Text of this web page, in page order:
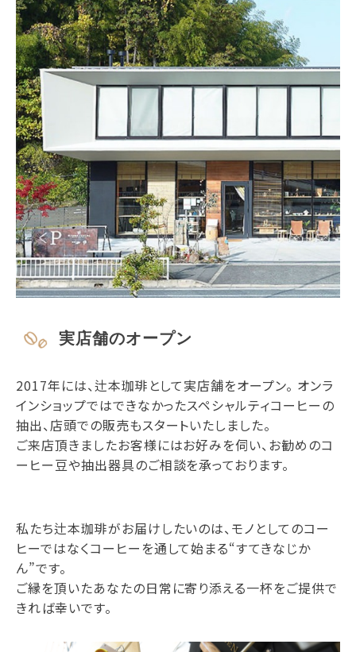
実店舗のオープン
2017年には、辻本珈琲として実店舗をオープン。 オンラ
インショップではできなかったスペシャルティコーヒーの
抽出、店頭での販売もスタートいたしました。
ご来店頂きましたお客様にはお好みを伺い、お勧めのコ
ーヒー豆や抽出器具のご相談を承っております。
私たち辻本珈琲がお届けしたいのは、モノとしてのコー
ヒーではなくコーヒーを通して始まる“すてきなじか
ん”です。
ご縁を頂いたあなたの日常に寄り添える一杯をご提供で
きれば幸いです。